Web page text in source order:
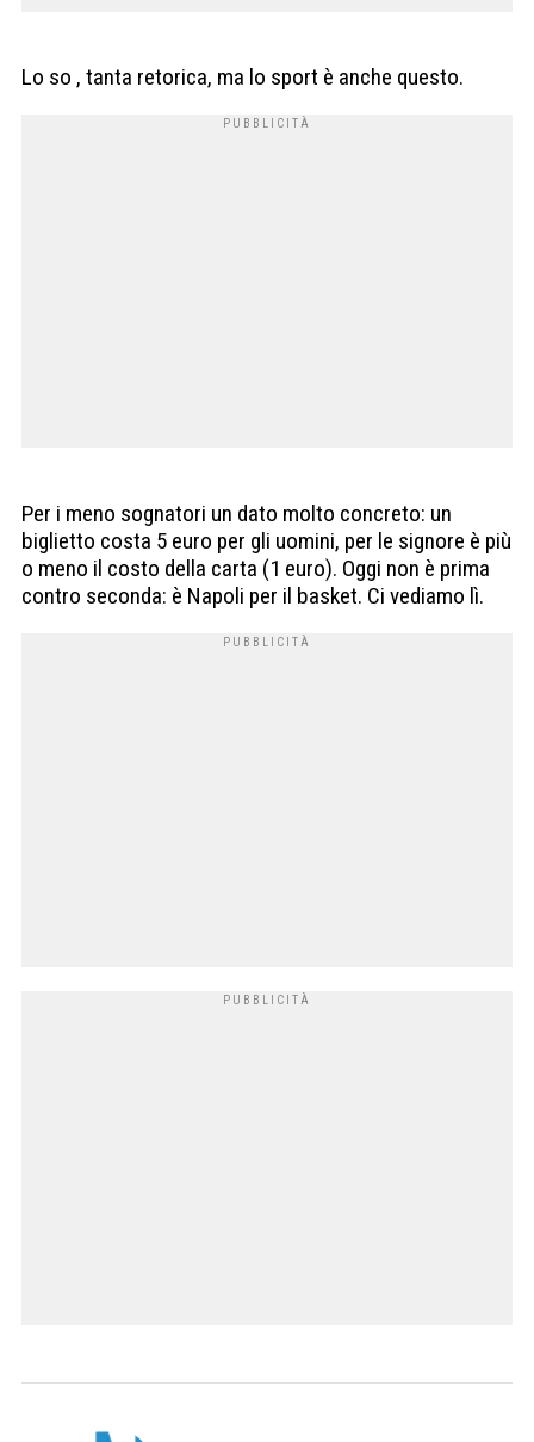
Lo so , tanta retorica, ma lo sport è anche questo.
Per i meno sognatori un dato molto concreto: un
biglietto costa 5 euro per gli uomini, per le signore è più
o meno il costo della carta (1 euro). Oggi non è prima
contro seconda: è Napoli per il basket. Ci vediamo lì.